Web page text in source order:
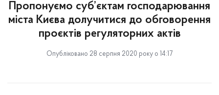
Пропонуємо суб’єктам господарювання
міста Києва долучитися до обговорення
проєктів регуляторних актів
Опубліковано 28 серпня 2020 року о 14:17